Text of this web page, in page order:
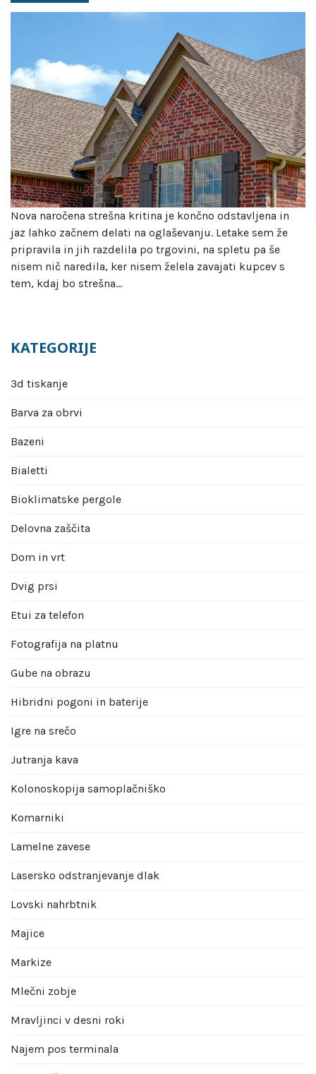
Nova naročena strešna kritina je končno odstavljena in
jaz lahko začnem delati na oglaševanju. Letake sem že
pripravila in jih razdelila po trgovini, na spletu pa še
nisem nič naredila, ker nisem želela zavajati kupcev s
tem, kdaj bo strešna…
KATEGORIJE
3d tiskanje
Barva za obrvi
Bazeni
Bialetti
Bioklimatske pergole
Delovna zaščita
Dom in vrt
Dvig prsi
Etui za telefon
Fotografija na platnu
Gube na obrazu
Hibridni pogoni in baterije
Igre na srečo
Jutranja kava
Kolonoskopija samoplačniško
Komarniki
Lamelne zavese
Lasersko odstranjevanje dlak
Lovski nahrbtnik
Majice
Markize
Mlečni zobje
Mravljinci v desni roki
Najem pos terminala